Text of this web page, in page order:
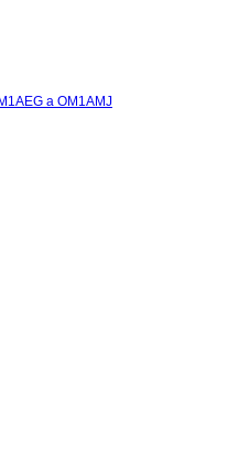
a OM1AMJ